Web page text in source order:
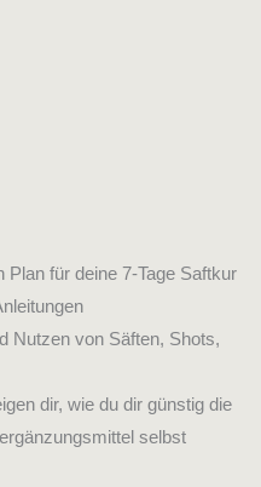
für deine 7-Tage Saftkur
Nutzen von Säften, Shots,
dir, wie du dir günstig die
selbst